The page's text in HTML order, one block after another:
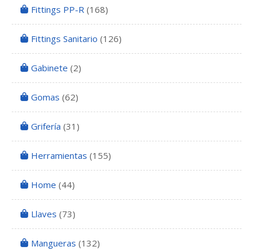
Fittings PP-R (168)
Fittings Sanitario (126)
Gabinete (2)
Gomas (62)
Grifería (31)
Herramientas (155)
Home (44)
Llaves (73)
Mangueras (132)